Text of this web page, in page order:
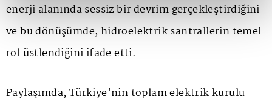
enerji alanında sessiz bir devrim gerçekleştirdiğini
ve bu dönüşümde, hidroelektrik santrallerin temel
rol üstlendiğini ifade etti.
Paylaşımda, Türkiye'nin toplam elektrik kurulu